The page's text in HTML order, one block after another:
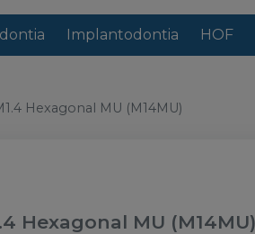
Implantodontia HOF
Hexagonal MU (M14MU)
Hexagonal MU (M14MU)